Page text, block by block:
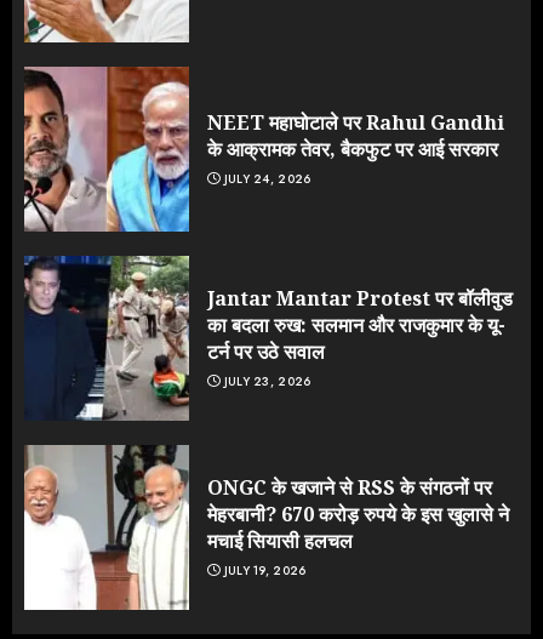
NEET महाघोटाले पर Rahul Gandhi
के आक्रामक तेवर, बैकफुट पर आई सरकार
JULY 24, 2026
Jantar Mantar Protest पर बॉलीवुड
का बदला रुख: सलमान और राजकुमार के यू-
टर्न पर उठे सवाल
JULY 23, 2026
ONGC के खजाने से RSS के संगठनों पर
मेहरबानी? 670 करोड़ रुपये के इस खुलासे ने
मचाई सियासी हलचल
JULY 19, 2026